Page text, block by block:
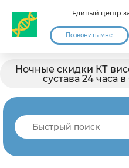
Единый центр
Позвонить мне
Ночные скидки КТ
сустава 24 часа